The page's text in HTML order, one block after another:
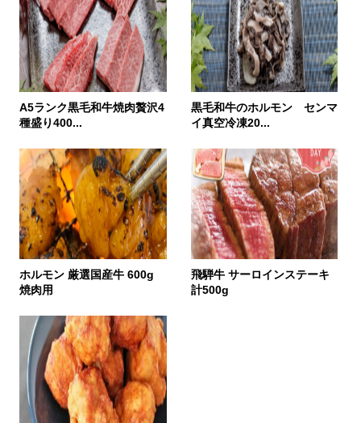
A5ランク黒毛和牛焼肉贅沢4
種盛り400...
黒毛和牛のホルモン センマ
イ真空冷凍20...
ホルモン 厳選国産牛 600g
焼肉用
飛騨牛 サーロインステーキ
計500g